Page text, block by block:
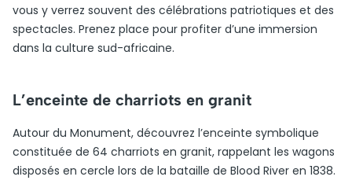
vous y verrez souvent des célébrations patriotiques et des
spectacles. Prenez place pour profiter d’une immersion
dans la culture sud-africaine.
L’enceinte de charriots en granit
Autour du Monument, découvrez l’enceinte symbolique
constituée de 64 charriots en granit, rappelant les wagons
disposés en cercle lors de la bataille de Blood River en 1838.